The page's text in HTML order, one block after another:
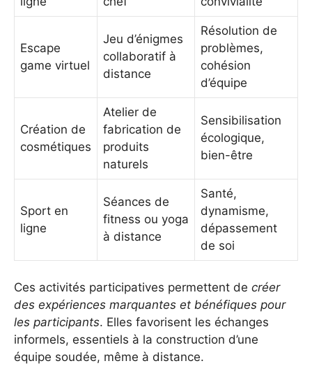
Escape
game virtuel
Jeu d’énigmes
collaboratif à
distance
Résolution de
problèmes,
cohésion
d’équipe
Création de
cosmétiques
Atelier de
fabrication de
produits
naturels
Sensibilisation
écologique,
bien-être
Sport en
ligne
Séances de
fitness ou yoga
à distance
Santé,
dynamisme,
dépassement
de soi
Ces activités participatives permettent de créer
des expériences marquantes et bénéfiques pour
les participants. Elles favorisent les échanges
informels, essentiels à la construction d’une
équipe soudée, même à distance.